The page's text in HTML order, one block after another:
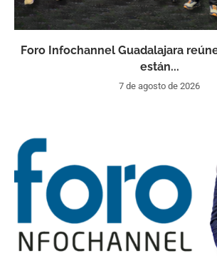
Foro Infochannel Guadalajara
están...
7 de agosto de 2026